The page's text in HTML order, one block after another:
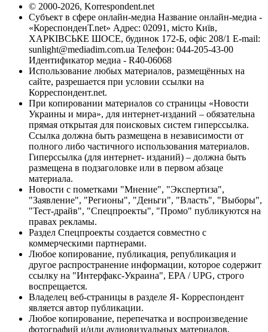
© 2000-2026, Korrespondent.net
Субъект в сфере онлайн-медиа Название онлайн-медиа -
«КореспонденТ.net» Адрес: 02091, місто Київ,
ХАРКІВСЬКЕ ШОСЕ, будинок 172-Б, офіс 208/1 E-mail:
sunlight@mediadim.com.ua Телефон: 044-205-43-00
Идентификатор медиа - R40-06068
Использование любых материалов, размещённых на
сайте, разрешается при условии ссылки на
Корреспондент.net.
При копировании материалов со страницы «Новости
Украины и мира», для интернет-изданий – обязательна
прямая открытая для поисковых систем гиперссылка.
Ссылка должна быть размещена в независимости от
полного либо частичного использования материалов.
Гиперссылка (для интернет- изданий) – должна быть
размещена в подзаголовке или в первом абзаце
материала.
Новости с пометками "Мнение", "Экспертиза",
"Заявление", "Регионы", "Деньги", "Власть", "Выборы",
"Тест-драйв", "Спецпроекты", "Промо" публикуются на
правах рекламы.
Раздел Спецпроекты создается совместно с
коммерческими партнерами.
Любое копирование, публикация, републикация и
другое распространение информации, которое содержит
ссылку на "Интерфакс-Украина", EPA / UPG, строго
воспрещается.
Владелец веб-страницы в разделе Я- Корреспондент
является автор публикации.
Любое копирование, перепечатка и воспроизведение
фотографий и/или аудиовизуальных материалов,